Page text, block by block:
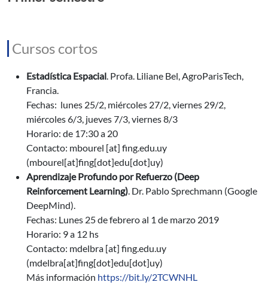
Cursos cortos
Estadística Espacial. Profa. Liliane Bel, AgroParisTech,
Francia.
Fechas: lunes 25/2, miércoles 27/2, viernes 29/2,
miércoles 6/3, jueves 7/3, viernes 8/3
Horario: de 17:30 a 20
Contacto: mbourel [at] fing.edu.uy
(mbourel[at]fing[dot]edu[dot]uy)
Aprendizaje Profundo por Refuerzo (Deep
Reinforcement Learning). Dr. PabloSprechmann (Google
DeepMind).
Fechas: Lunes 25 de febrero al 1 de marzo 2019
Horario: 9 a 12 hs
Contacto: mdelbra [at] fing.edu.uy
(mdelbra[at]fing[dot]edu[dot]uy)
Más información https://bit.ly/2TCWNHL